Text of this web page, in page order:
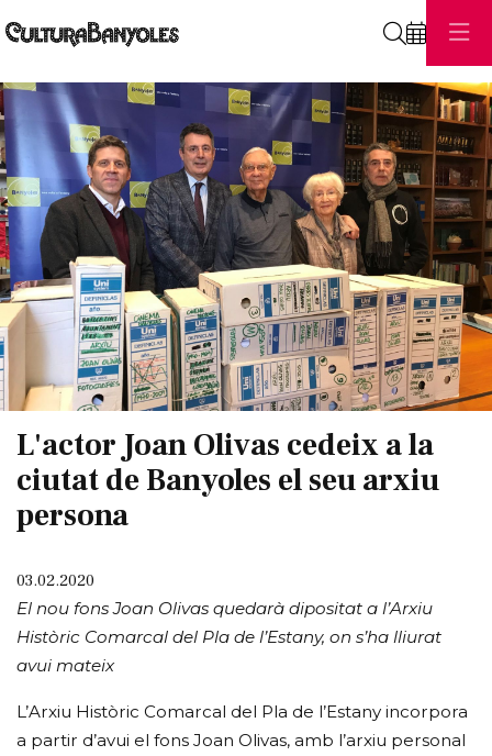
L'actor Joan Olivas cedeix a la
ciutat de Banyoles el seu arxiu
persona
03.02.2020
El nou fons Joan Olivas quedarà dipositat a l’Arxiu
Històric Comarcal del Pla de l’Estany, on s’ha lliurat
avui mateix
L’Arxiu Històric Comarcal del Pla de l’Estany incorpora
a partir d’avui el fons Joan Olivas, amb l’arxiu personal